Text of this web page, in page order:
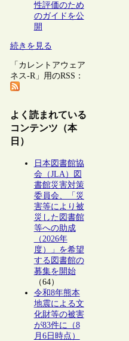
性評価のため
のガイドを公
開
続きを見る
「カレントアウェア
ネス-R」用のRSS：
よく読まれている
コンテンツ（本
日）
日本図書館協
会（JLA）図
書館災害対策
委員会、「災
害等により被
災した図書館
等への助成
（2026年
度）」を希望
する図書館の
募集を開始
（64）
令和8年熊本
地震による文
化財等の被害
が83件に（8
月6日時点）